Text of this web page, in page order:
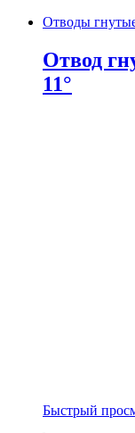
Отводы
Отвод
11°
Быстрый